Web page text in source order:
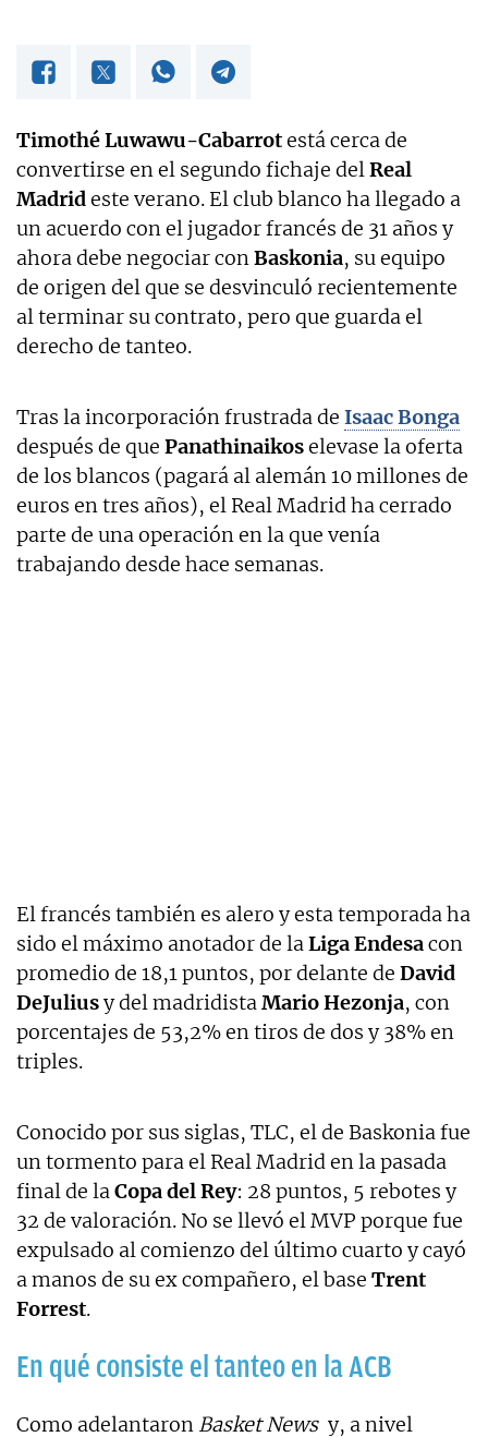
Timothé Luwawu-Cabarrotestá cerca de
convertirse en el segundo fichaje delReal
Madrideste verano. El club blanco ha llegado a
un acuerdo con el jugador francés de 31 años y
ahora debe negociar conBaskonia, su equipo
de origen del que se desvinculó recientemente
al terminar su contrato, pero que guarda el
derecho de tanteo.
Tras la incorporación frustrada de Isaac Bonga
después de que Panathinaikoselevase la oferta
de los blancos (pagará al alemán 10 millones de
euros en tres años), el Real Madrid ha cerrado
parte de una operación en la que venía
trabajando desde hace semanas.
El francés también es alero y esta temporada ha
sido el máximo anotador de laLiga Endesacon
promedio de 18,1 puntos, por delante de David
DeJuliusy del madridistaMario Hezonja, con
porcentajes de 53,2% en tiros de dos y 38% en
triples.
Conocido por sus siglas, TLC, el de Baskonia fue
un tormento para el Real Madrid en la pasada
final de laCopa del Rey: 28 puntos, 5 rebotes y
32 de valoración. No se llevó el MVP porque fue
expulsado al comienzo del último cuarto y cayó
a manos de su ex compañero, el base Trent
Forrest.
En qué consiste el tanteo en la ACB
Como adelantaron Basket News y, a nivel